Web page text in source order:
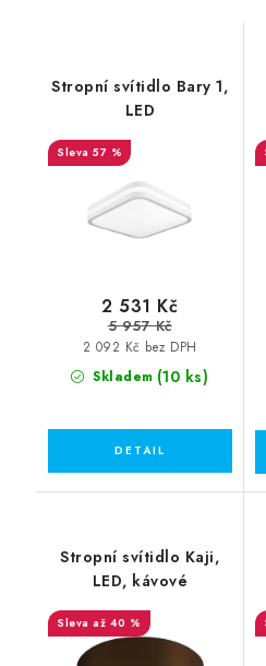
Stropní svítidlo Bary 1,
LED
57 %
Skladem (10 ks)
2 092 Kč bez DPH
2 531 Kč
5 957 Kč
Stropní svítidlo Kaji,
LED, kávové
až 40 %